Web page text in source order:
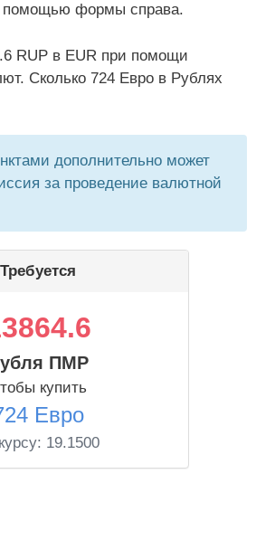
помощью формы справа.
RUP в EUR при помощи
Сколько 724 Евро в Рублях
дополнительно может
за проведение валютной
Требуется
ПМР
купить
Евро
19.1500